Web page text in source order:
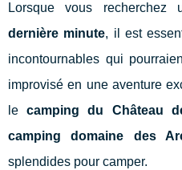
Lorsque vous recherchez
dernière minute, il est
incontournables qui
improvisé en une aventure
lecamping du Château
camping domaine des
splendides pour camper.